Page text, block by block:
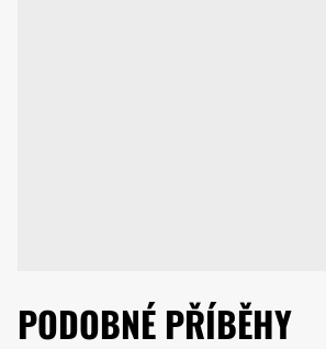
PODOBNÉ PŘÍBĚHY